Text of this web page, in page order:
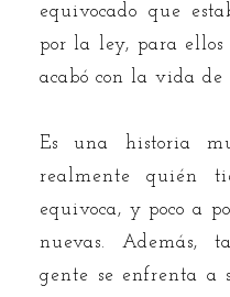
equivocado que
por la ley, para ellos
acabó con la vida de
Es una historia
realmente quién
equivoca, y poco a
nuevas. Además,
gente se enfrenta a